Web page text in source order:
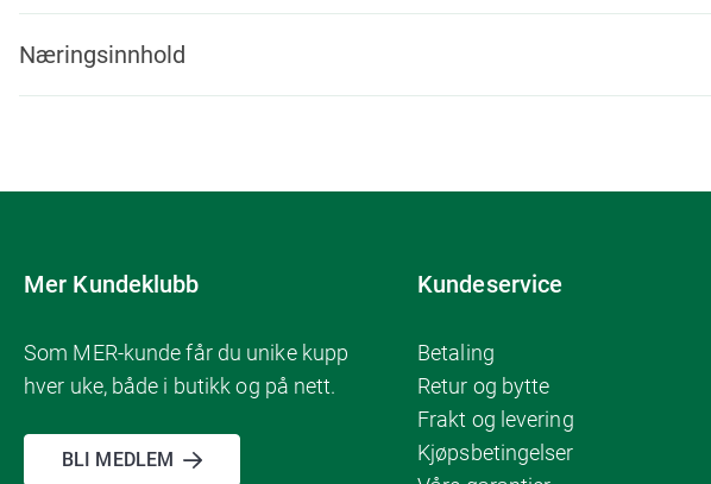
Næringsinnhold
Mer Kundeklubb
Som MER-kunde får du unike kupp
hver uke, både i butikk og på nett.
BLI MEDLEM
Kundeservice
Betaling
Retur og bytte
Frakt og levering
Kjøpsbetingelser